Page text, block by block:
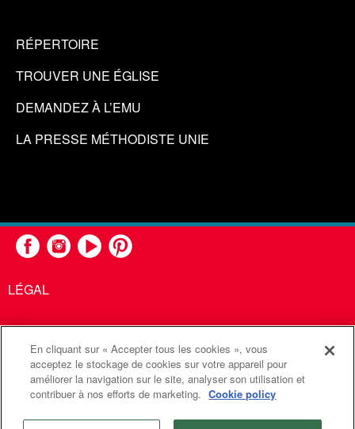
RÉPERTOIRE
TROUVER UNE ÉGLISE
DEMANDEZ À L’EMU
LA PRESSE MÉTHODISTE UNIE
LÉGAL
United Methodist Communications est une agence de l'Église
Méthodiste Unie
Communications Méthodistes Unies. Tous droits
réservés
En cliquant sur « Accepter tous les cookies », vous
acceptez le stockage de cookies sur votre appareil pour
améliorer la navigation sur le site, analyser son utilisation et
contribuer à nos efforts de marketing. Cookie policy